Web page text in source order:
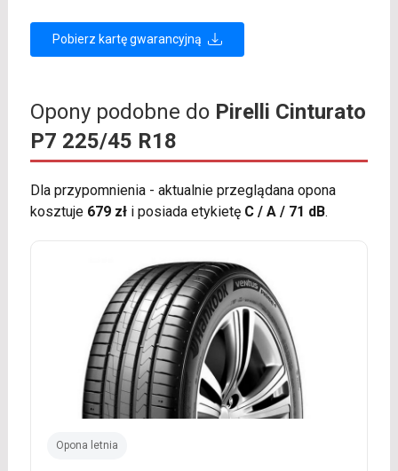
Pobierz kartę gwarancyjną
Opony podobne do Pirelli Cinturato
P7 225/45 R18
Dla przypomnienia - aktualnie przeglądana opona
kosztuje 679 złi posiada etykietę C / A / 71 dB.
Opona letnia